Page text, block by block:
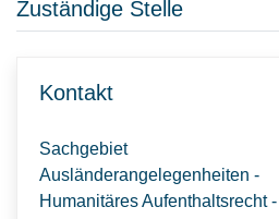
Zuständige Stelle
Kontakt
Sachgebiet
Ausländerangelegenheiten -
Humanitäres Aufenthaltsrecht -